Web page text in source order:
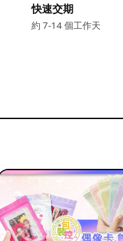
快速交期
約 7-14 個工作天